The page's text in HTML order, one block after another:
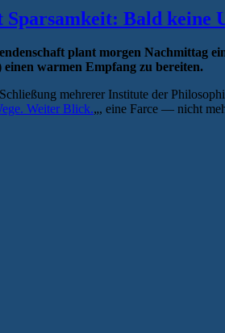
Sparsamkeit: Bald keine
plant morgen Nachmittag
warmen Empfang zu bereiten.
mehrerer Institute der
Weiter Blick.„, eine Farce — nicht